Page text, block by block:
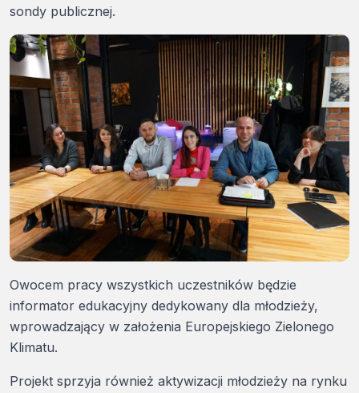
sondy publicznej.
Owocem pracy wszystkich uczestników będzie
informator edukacyjny dedykowany dla młodzieży,
wprowadzający w założenia Europejskiego Zielonego
Klimatu.
Projekt sprzyja również aktywizacji młodzieży na rynku